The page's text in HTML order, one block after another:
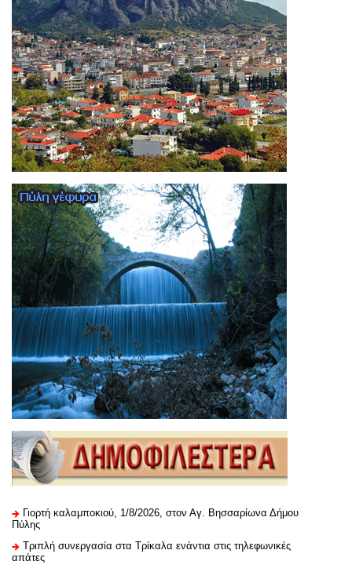
Γιορτή καλαμποκιού, 1/8/2026, στον Αγ. Βησσαρίωνα Δήμου
Πύλης
Τριπλή συνεργασία στα Τρίκαλα ενάντια στις τηλεφωνικές
απάτες